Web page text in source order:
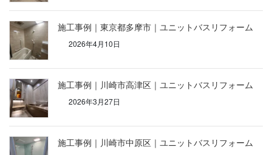
施工事例｜東京都多摩市｜ユニットバスリフォーム
2026年4月10日
施工事例｜川崎市高津区｜ユニットバスリフォーム
2026年3月27日
施工事例｜川崎市中原区｜ユニットバスリフォーム